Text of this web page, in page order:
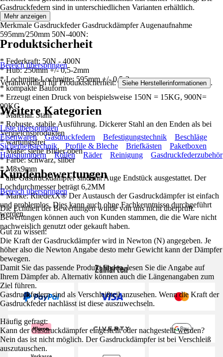
Gasdruckfedern sind in unterschiedlichen Varianten erhältlich.
Merkmale Gasdruckfeder Gasdruckdämpfer Augenaufnahme
595mm/250mm 50N-400N:
* Federkraft: 50N - 400N
* Hub: 250mm +/- 0,5-2mm
* Lochmitte-Lochmitte: 595mm +/- 0,5-2mm
* kompakte Bauform
* Erzeugt einen Druck von beispielsweise 150N = 15KG, 900N=
90KG
* Material: Stahl
* Robuste, stabile Ausführung. Dickerer Stahl an den Enden als bei
Vergleichsprodukten
* wartungsfrei
* Maße: siehe Bilder oben
* Farbe: schwarz, silber
* M8x9mm
* alle Gasdruckdämpfer sind mit Auge Endstück ausgestattet. Der
Lochdurchmesser beträgt 6,2MM
* Marke: RhedexX® Der Austausch der Gasdruckdämpfer ist einfach
und problemlos. Dies kann auch ohne Fachkenntnisse durchgeführt
werden.
Gut zu wissen:
Die Kraft der Gasdruckdämpfer wird in Newton (N) angegeben. Je
höher also die Newton Angabe desto mehr Gewicht kann der Dämpfer
bewegen.
Damit Sie das passende Produkt finden, lesen Sie die Angabe auf
Ihrem Dämpfer ab. Alternativ können auch die Längenangaben zum
Ziel führen.
Gasdruckfedern sind als Verschleißteil anzusehen. Wenn die Kraft der
Gasdruckfeder nachlässt ist diese auszuwechseln.
Häufig gefragt:
Kann der Gasdruckdämpfer eingestellt oder nachgestellt werden?
Nein das ist nicht möglich. Der Gasdruckdämpfer ist bei Verschleiß
auszutauschen.
Mehr anzeigen
Produktsicherheit
Bereich überspringen
Verantwortlich für Produktsicherheit: Siehe Herstellerinformationen .
Weitere Kategorien
Liste überspringen
Eisenwaren
Gasdruckfedern Befestigungstechnik
Beschläge
Sicherheitstechnik
Profile & Bleche Briefkästen
Paketboxen
Hausnummern
Rollen Räder Reinigung Gasdruckfederzubehör
Kundenbewertungen
Bereich überspringen
Die Echtheit der Bewertungen wurde von uns nicht überprüft.
Bewertungen können auch von Kunden stammen, die die Ware nicht
nachweislich genutzt oder gekauft haben.
Zahlarten